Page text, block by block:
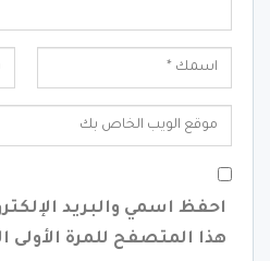
احفظ اسمي والبريد
هذا المتصفح للمرة الأولى